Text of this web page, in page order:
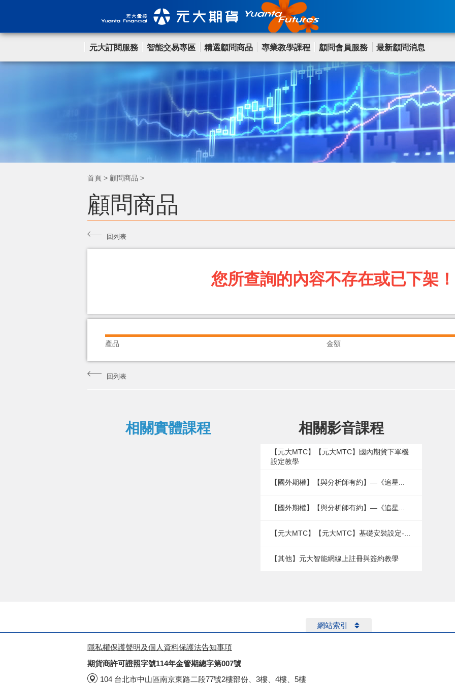
元大訂閱服務 智能交易專區 精選顧問商品 專業教學課程 顧問會員服務 最新顧問消息
首頁 > 顧問商品 >
顧問商品
回列表
您所查詢的內容不存在或已下架
產品 金額
回列表
相關實體課程 相關影音課程
【元大MTC】【元大MTC】國內期貨下單機
設定教學
【國外期權】【與分析師有約】—《追星...
【國外期權】【與分析師有約】—《追星...
【元大MTC】【元大MTC】基礎安裝設定-...
【其他】元大智能網線上註冊與簽約教學
網站索引
隱私權保護聲明及個人資料保護法告知事項
期貨商許可證照字號114年金管期總字第007號
104 台北市中山區南京東路二段77號2樓部份、3樓、4樓、5樓